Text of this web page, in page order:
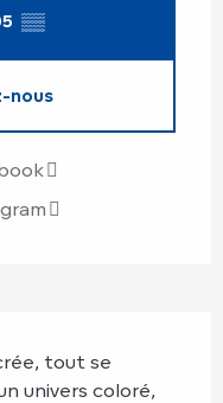
▒▒
nous
tout se
univers coloré,